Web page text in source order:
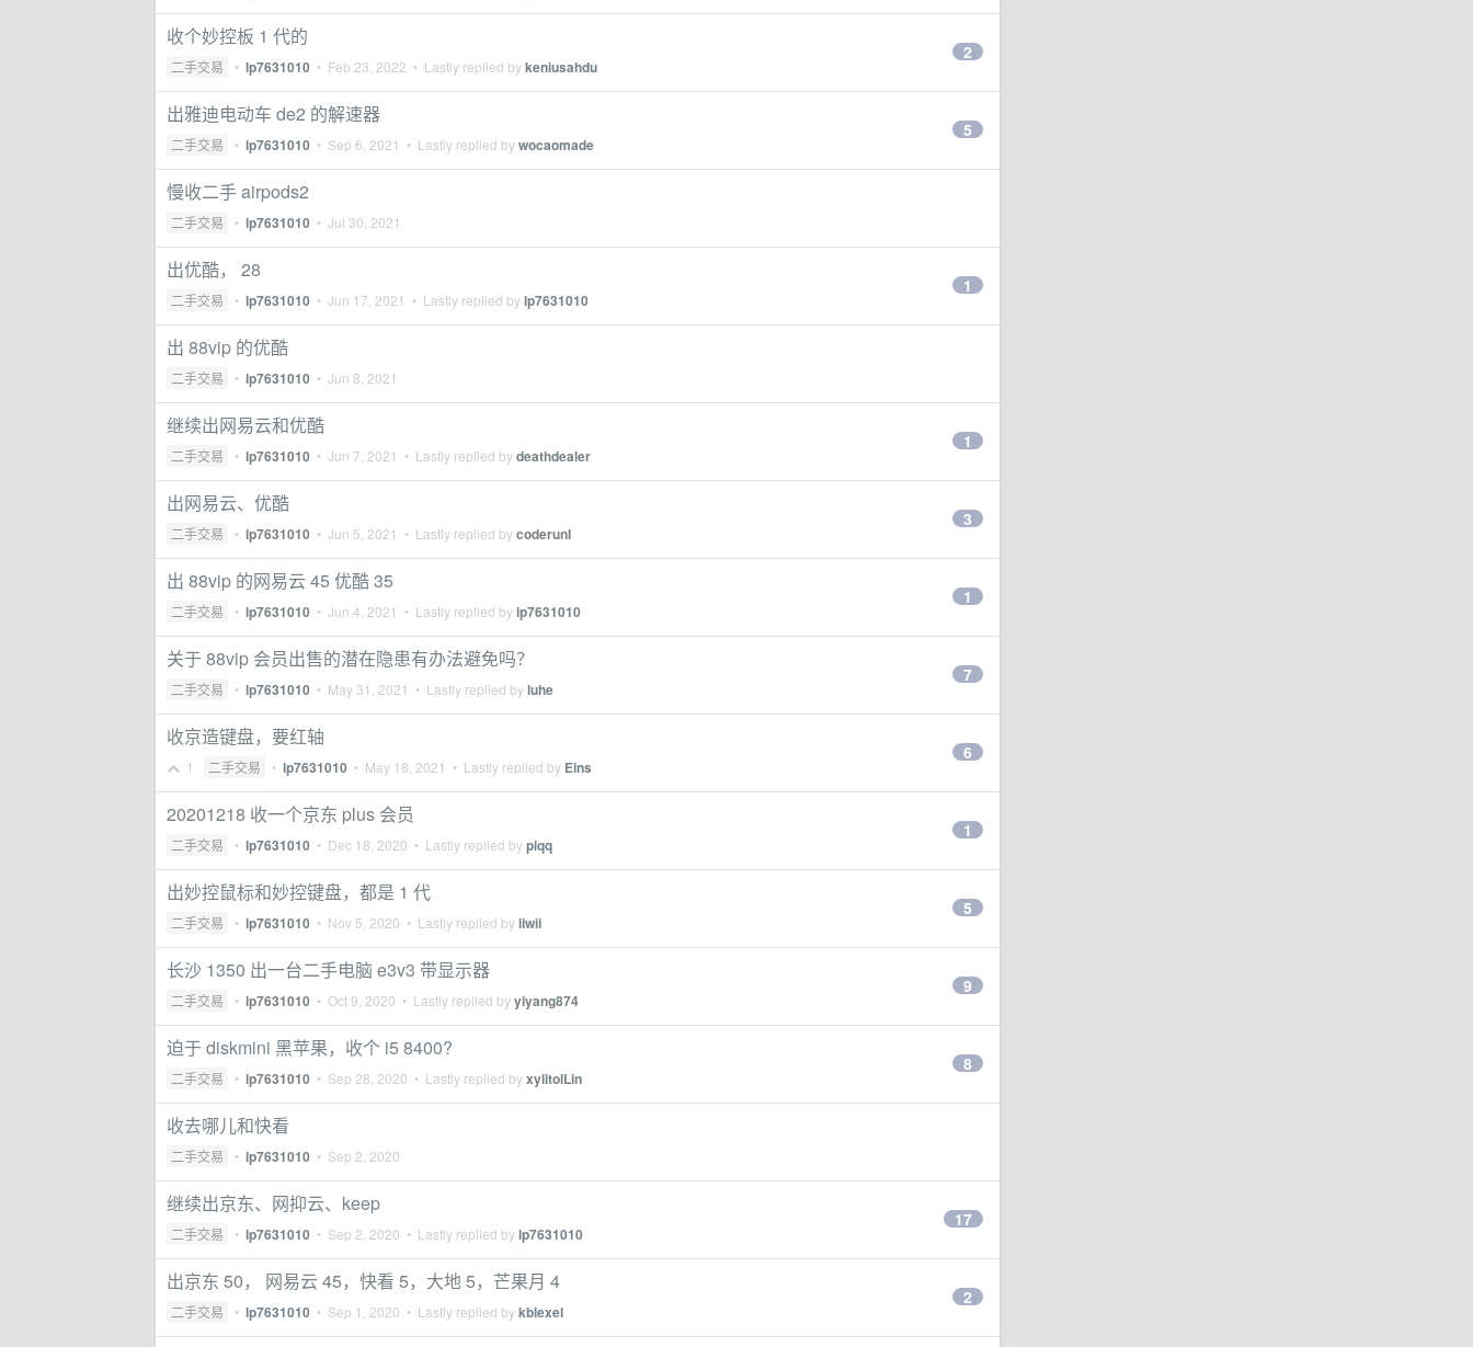
收个妙控板 1 代的
二手交易 • lp7631010 • Feb 23, 2022 • Lastly replied bykeniusahdu
2
出雅迪电动车 de2 的解速器
二手交易 • lp7631010 • Sep 6, 2021 • Lastly replied bywocaomade
5
慢收二手 airpods2
二手交易 • lp7631010 • Jul 30, 2021
出优酷， 28
二手交易 • lp7631010 • Jun 17, 2021 • Lastly replied bylp7631010
1
出 88vip 的优酷
二手交易 • lp7631010 • Jun 8, 2021
继续出网易云和优酷
二手交易 • lp7631010 • Jun 7, 2021 • Lastly replied bydeathdealer
1
出网易云、优酷
二手交易 • lp7631010 • Jun 5, 2021 • Lastly replied bycoderunI
3
出 88vip 的网易云 45 优酷 35
二手交易 • lp7631010 • Jun 4, 2021 • Lastly replied bylp7631010
1
关于 88vip 会员出售的潜在隐患有办法避免吗？
二手交易 • lp7631010 • May 31, 2021 • Lastly replied byluhe
7
收京造键盘，要红轴
1 二手交易 • lp7631010 • May 18, 2021 • Lastly replied by Eins
6
20201218 收一个京东 plus 会员
二手交易 • lp7631010 • Dec 18, 2020 • Lastly replied bypiqq
1
出妙控鼠标和妙控键盘，都是 1 代
二手交易 • lp7631010 • Nov 5, 2020 • Lastly replied byiiwii
5
长沙 1350 出一台二手电脑 e3v3 带显示器
二手交易 • lp7631010 • Oct 9, 2020 • Lastly replied byyiyang874
9
迫于 diskmini 黑苹果，收个 i5 8400?
二手交易 • lp7631010 • Sep 28, 2020 • Lastly replied byxylitolLin
8
收去哪儿和快看
二手交易 • lp7631010 • Sep 2, 2020
继续出京东、网抑云、keep
二手交易 • lp7631010 • Sep 2, 2020 • Lastly replied bylp7631010
17
出京东 50， 网易云 45，快看 5，大地 5，芒果月 4
二手交易 • lp7631010 • Sep 1, 2020 • Lastly replied bykblexel
2